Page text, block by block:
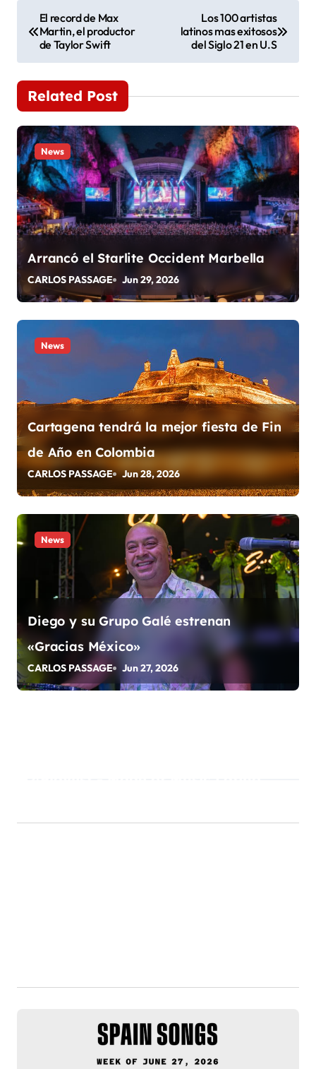
a
v
e
g
a
c
i
ó
n
d
e
n
t
r
a
d
a
El record de Max
Martin, el productor
de Taylor Swift
Los 100 artistas
latinos mas exitosos
del Siglo 21 en U.S
Related Post
News
Arrancó el Starlite Occident Marbella
CARLOS PASSAGE Jun 29, 2026
News
Cartagena tendrá la mejor fiesta de Fin
de Año en Colombia
CARLOS PASSAGE Jun 28, 2026
News
Diego y su Grupo Galé estrenan
«Gracias México»
CARLOS PASSAGE Jun 27, 2026